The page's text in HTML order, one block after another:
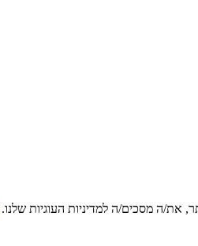
ה מסכים/ה למדיניות העוגיות שלנו.